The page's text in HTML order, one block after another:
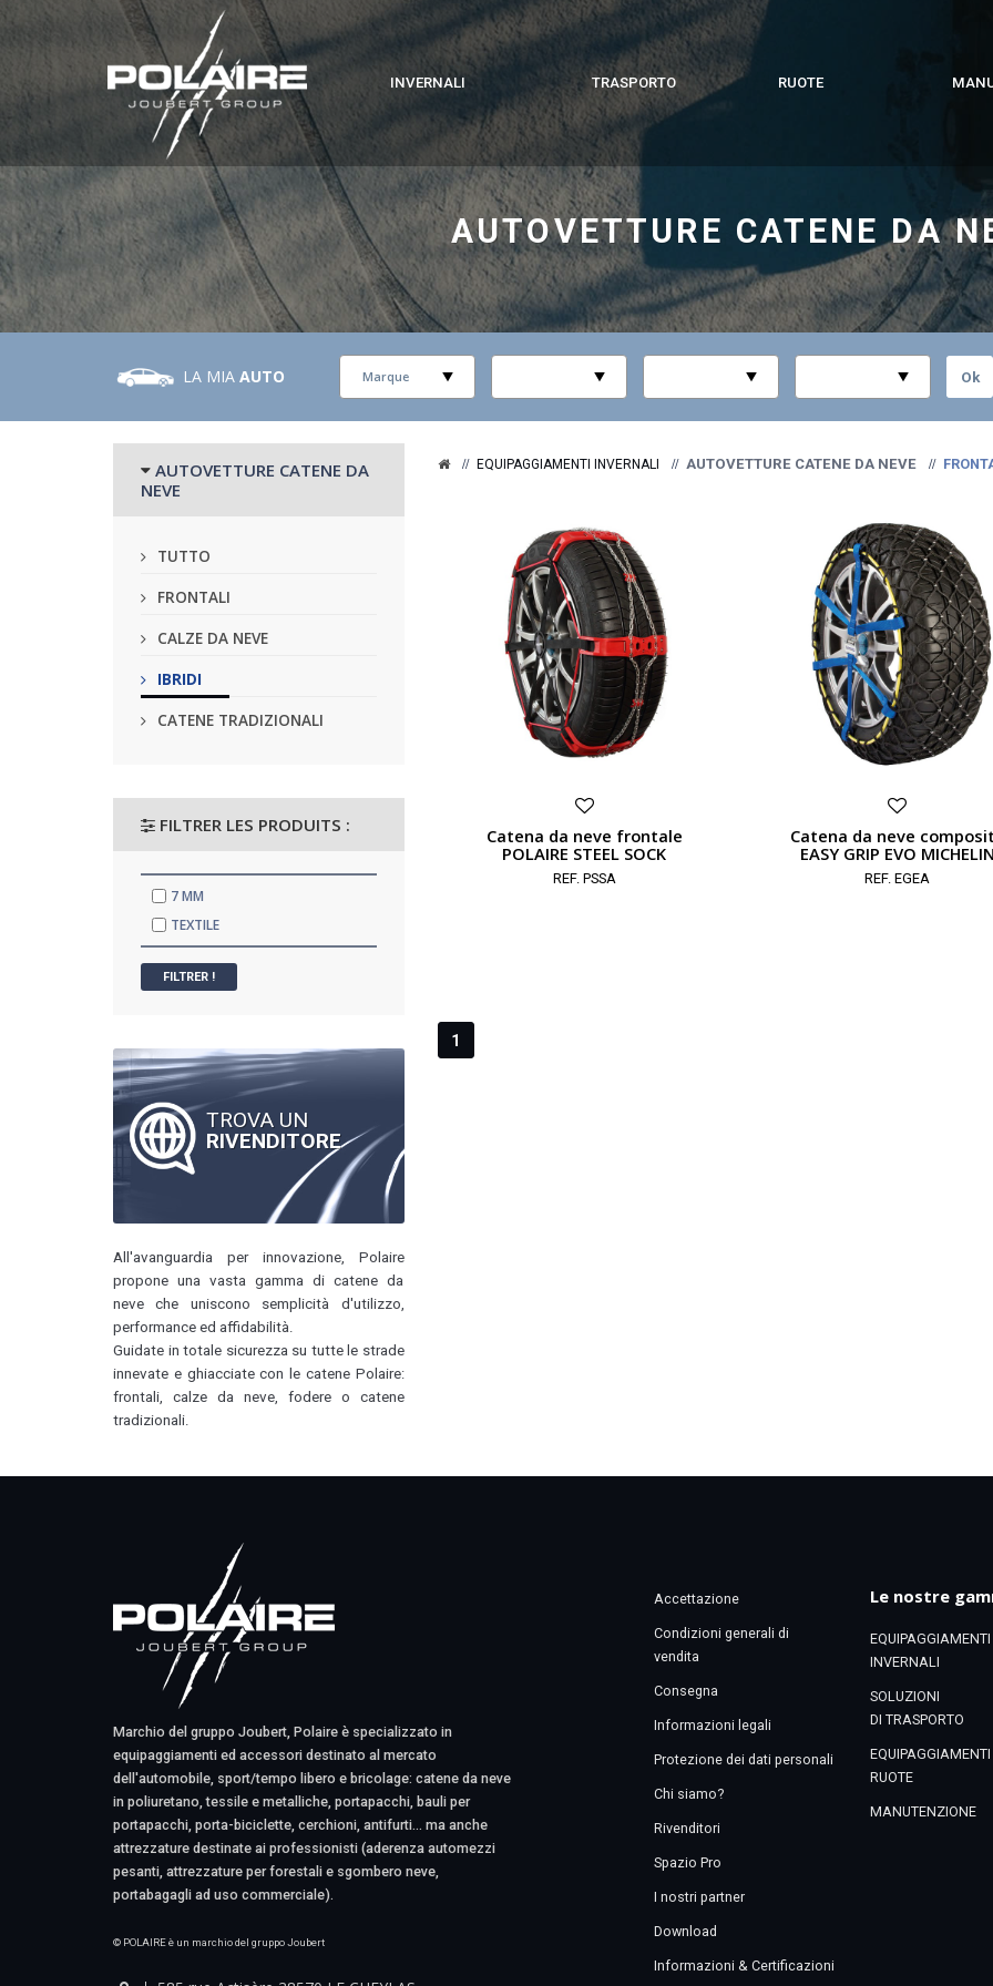
INVERNALI TRASPORTO RUOTE
AUTOVETTURE CATENE DA
LA MIAAUTO
AUTOVETTURE CATENE DA
NEVE
TUTTO
FRONTALI
CALZE DA NEVE
IBRIDI
CATENE TRADIZIONALI
FILTRER LES PRODUITS :
7 MM
TEXTILE
TROVA UN
RIVENDITORE
All'avanguardia per innovazione, Polaire
propone una vasta gamma di catene da
neve che uniscono semplicità d'utilizzo,
performance ed affidabilità.
Guidate in totale sicurezza su tutte le strade
innevate e ghiacciate con le catene Polaire:
frontali, calze da neve, fodere o catene
tradizionali.
EQUIPAGGIAMENTI INVERNALI AUTOVETTURE CATENE DA NEVE
Catena da neve frontale
POLAIRE STEEL SOCK
REF. PSSA
Catena da neve
EASY GRIP EVO
REF. EGEA
1
Marchio del gruppo Joubert, Polaire è specializzato in
equipaggiamenti ed accessori destinato al mercato
dell'automobile, sport/tempo libero e bricolage: catene da neve
in poliuretano, tessile e metalliche, portapacchi, bauli per
portapacchi, porta-biciclette, cerchioni, antifurti... ma anche
attrezzature destinate ai professionisti (aderenza automezzi
pesanti, attrezzature per forestali e sgombero neve,
portabagagli ad uso commerciale).
© POLAIRE è un marchio del gruppo Joubert
Accettazione
Condizioni generali di
vendita
Consegna
Informazioni legali
Protezione dei dati personali
Chi siamo?
Rivenditori
Spazio Pro
I nostri partner
Download
Informazioni & Certificazioni
Le nostre
EQUIPAGGIAMENTI
INVERNALI
SOLUZIONI
DI TRASPORTO
EQUIPAGGIAMENTI
RUOTE
MANUTENZIONE